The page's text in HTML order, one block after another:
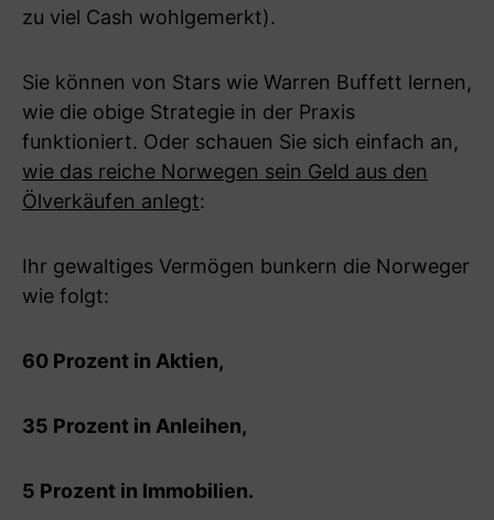
zu viel Cash wohlgemerkt).
Sie können von Stars wie Warren Buffett lernen,
wie die obige Strategie in der Praxis
funktioniert. Oder schauen Sie sich einfach an,
wie das reiche Norwegen sein Geld aus den
Ölverkäufen anlegt:
Ihr gewaltiges Vermögen bunkern die Norweger
wie folgt:
60 Prozent in Aktien,
35 Prozent in Anleihen,
5 Prozent in Immobilien.